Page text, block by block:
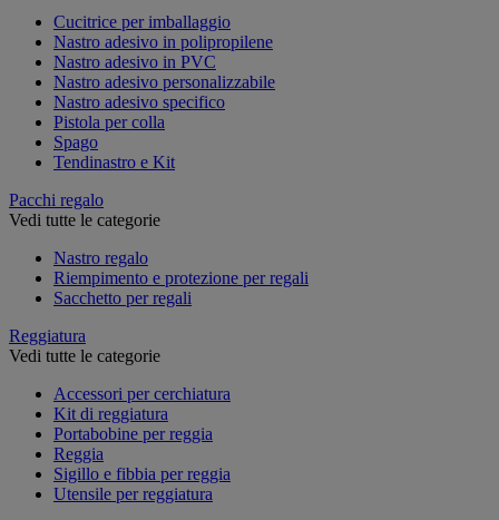
Cucitrice per imballaggio
Nastro adesivo in polipropilene
Nastro adesivo in PVC
Nastro adesivo personalizzabile
Nastro adesivo specifico
Pistola per colla
Spago
Tendinastro e Kit
Pacchi regalo
Vedi tutte le categorie
Nastro regalo
Riempimento e protezione per regali
Sacchetto per regali
Reggiatura
Vedi tutte le categorie
Accessori per cerchiatura
Kit di reggiatura
Portabobine per reggia
Reggia
Sigillo e fibbia per reggia
Utensile per reggiatura